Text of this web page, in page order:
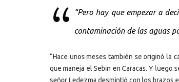
“Pero hay que empezar a
contaminación de las aguas
“Hace unos meses también se originó la
que maneja el Sebin en Caracas. Y luego
señor Ledezma desmintió con los brazos